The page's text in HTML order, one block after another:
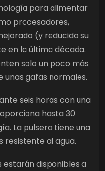
para alimentar
procesadores,
(y reducido su
en la última década.
solo un poco más
unas gafas normales.
seis horas con una
hasta 30
La pulsera tiene una
resistente al agua.
estarán disponibles a